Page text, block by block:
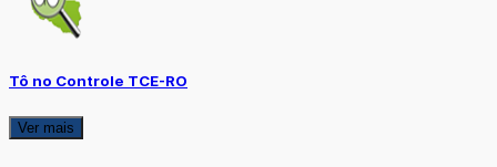
Tô no Controle TCE-RO
Ver mais